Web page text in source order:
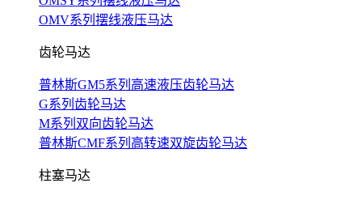
OMV系列摆线液压马达
齿轮马达
普林斯GM5系列高速液压齿轮马达
G系列齿轮马达
M系列双向齿轮马达
普林斯CMF系列高转速双旋齿轮马达
柱塞马达